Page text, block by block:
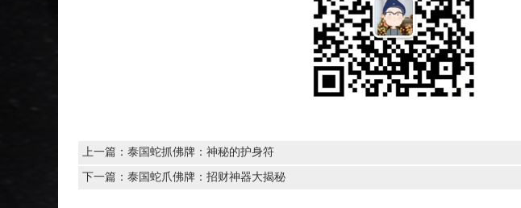
上一篇： 泰国蛇抓佛牌：神秘的护身符
下一篇： 泰国蛇爪佛牌：招财神器大揭秘